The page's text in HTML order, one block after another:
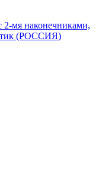
мя наконечниками,
(РОССИЯ)